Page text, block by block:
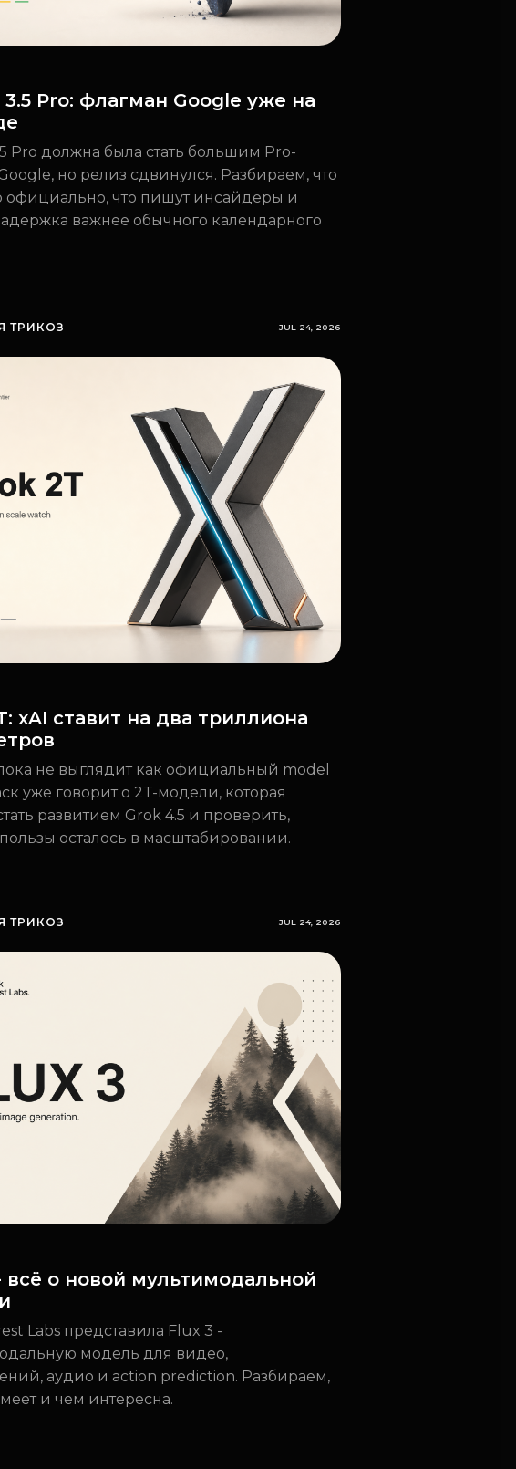
3.5 Pro: флагман Google уже на
Pro должна была стать большим Pro-
но релиз сдвинулся. Разбираем, что
официально, что пишут инсайдеры и
важнее обычного календарного
ТРИКОЗ JUL 24, 2026
xAI ставит на два триллиона
не выглядит как официальный model
уже говорит о 2T-модели, которая
развитием Grok 4.5 и проверить,
осталось в масштабировании.
ТРИКОЗ JUL 24, 2026
всё о новой мультимодальной
Labs представила Flux 3 -
модель для видео,
аудио и action prediction. Разбираем,
и чем интересна.